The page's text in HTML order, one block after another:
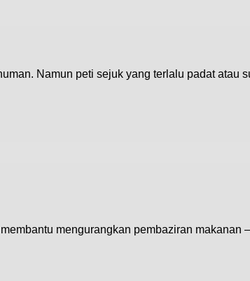
Namun peti sejuk yang terlalu padat atau
mengurangkan pembaziran